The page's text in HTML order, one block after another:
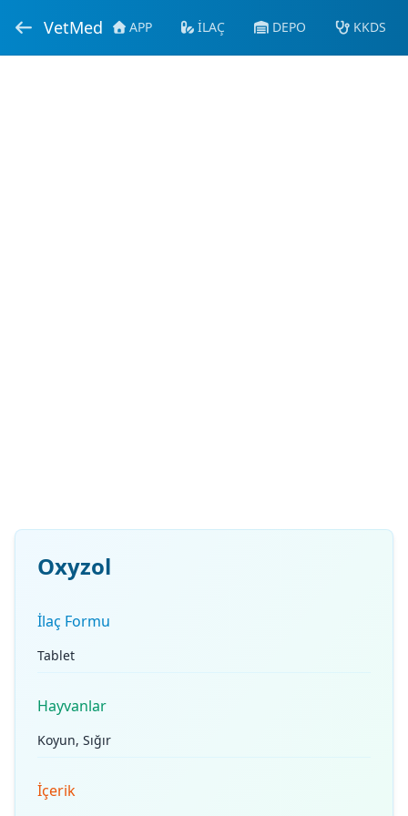
VetMed APP İLAÇ DEPO KKDS
Oxyzol
İlaç Formu
Tablet
Hayvanlar
Koyun, Sığır
İçerik